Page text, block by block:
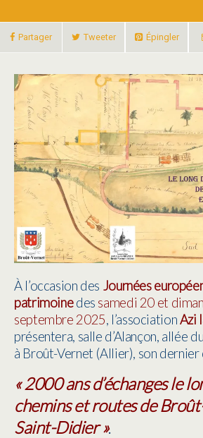
Partager Tweeter Épingler
À l’occasion des Journées
patrimoinedes samedi 20 et
septembre 2025, l’associationAzi
présentera, salle d’Alançon, allée
à Broût-Vernet (Allier), son dernier
« 2000 ans d’échanges le
chemins et routes de
Saint-Didier ».